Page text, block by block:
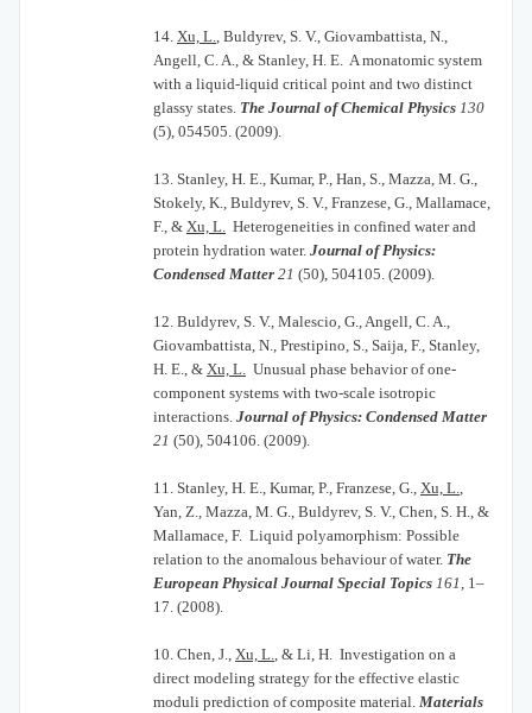
14. Xu, L., Buldyrev, S. V., Giovambattista, N.,
Angell, C. A., & Stanley, H. E. A monatomic system
with a liquid-liquid critical point and two distinct
glassy states. The Journal of Chemical Physics 130
(5), 054505. (2009).
13. Stanley, H. E., Kumar, P., Han, S., Mazza, M. G.,
Stokely, K., Buldyrev, S. V., Franzese, G., Mallamace,
F., & Xu, L. Heterogeneities in confined water and
protein hydration water. Journal of Physics:
Condensed Matter 21 (50), 504105. (2009).
12. Buldyrev, S. V., Malescio, G., Angell, C. A.,
Giovambattista, N., Prestipino, S., Saija, F., Stanley,
H. E., & Xu, L. Unusual phase behavior of one-
component systems with two-scale isotropic
interactions. Journal of Physics: Condensed Matter
21 (50), 504106. (2009).
11. Stanley, H. E., Kumar, P., Franzese, G., Xu, L.,
Yan, Z., Mazza, M. G., Buldyrev, S. V., Chen, S. H., &
Mallamace, F. Liquid polyamorphism: Possible
relation to the anomalous behaviour of water. The
European Physical Journal Special Topics 161, 1–
17. (2008).
10. Chen, J., Xu, L., & Li, H. Investigation on a
direct modeling strategy for the effective elastic
moduli prediction of composite material. Materials